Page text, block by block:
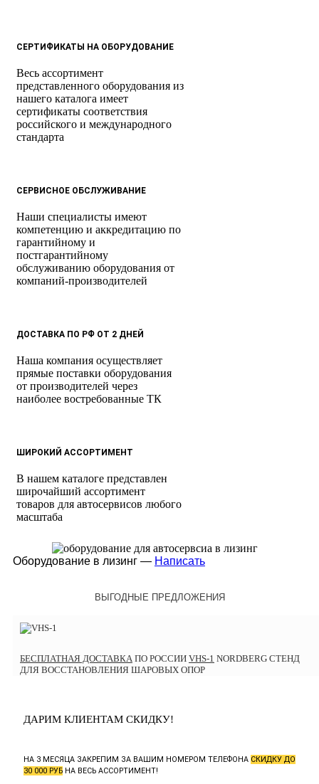
СЕРТИФИКАТЫ НА ОБОРУДОВАНИЕ
Весь ассортимент
представленного оборудования из
нашего каталога имеет
сертификаты соответствия
российского и международного
стандарта
СЕРВИСНОЕ ОБСЛУЖИВАНИЕ
Наши специалисты имеют
компетенцию и аккредитацию по
гарантийному и
постгарантийному
обслуживанию оборудования от
компаний-производителей
ДОСТАВКА ПО РФ ОТ 2 ДНЕЙ
Наша компания осуществляет
прямые поставки оборудования
от производителей через
наиболее востребованные ТК
ШИРОКИЙ АССОРТИМЕНТ
В нашем каталоге представлен
широчайший ассортимент
товаров для автосервисов любого
масштаба
Оборудование в лизинг — Написать
ВЫГОДНЫЕ ПРЕДЛОЖЕНИЯ
БЕСПЛАТНАЯ ДОСТАВКА ПО РОССИИ VHS-1 NORDBERG СТЕНД
ДЛЯ ВОССТАНОВЛЕНИЯ ШАРОВЫХ ОПОР
ДАРИМ КЛИЕНТАМ СКИДКУ!
НА 3 МЕСЯЦА ЗАКРЕПИМ ЗА ВАШИМ НОМЕРОМ ТЕЛЕФОНА СКИДКУ ДО
30 000 РУБ НА ВЕСЬ АССОРТИМЕНТ!